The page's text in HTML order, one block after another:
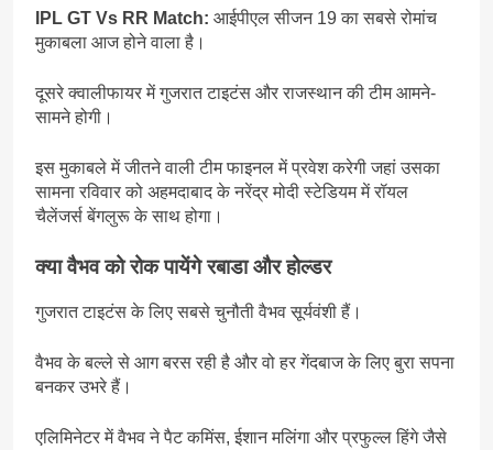
IPL GT Vs RR Match: आईपीएल सीजन 19 का सबसे रोमांच
मुकाबला आज होने वाला है।
दूसरे क्वालीफायर में गुजरात टाइटंस और राजस्थान की टीम आमने-
सामने होगी।
इस मुकाबले में जीतने वाली टीम फाइनल में प्रवेश करेगी जहां उसका
सामना रविवार को अहमदाबाद के नरेंद्र मोदी स्टेडियम में रॉयल
चैलेंजर्स बेंगलुरू के साथ होगा।
क्या वैभव को रोक पायेंगे रबाडा और होल्डर
गुजरात टाइटंस के लिए सबसे चुनौती वैभव सूर्यवंशी हैं।
वैभव के बल्ले से आग बरस रही है और वो हर गेंदबाज के लिए बुरा सपना
बनकर उभरे हैं।
एलिमिनेटर में वैभव ने पैट कमिंस, ईशान मलिंगा और प्रफुल्ल हिंगे जैसे